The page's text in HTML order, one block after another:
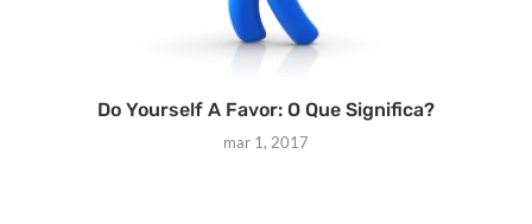
Do Yourself A Favor: O Que Significa?
mar 1, 2017